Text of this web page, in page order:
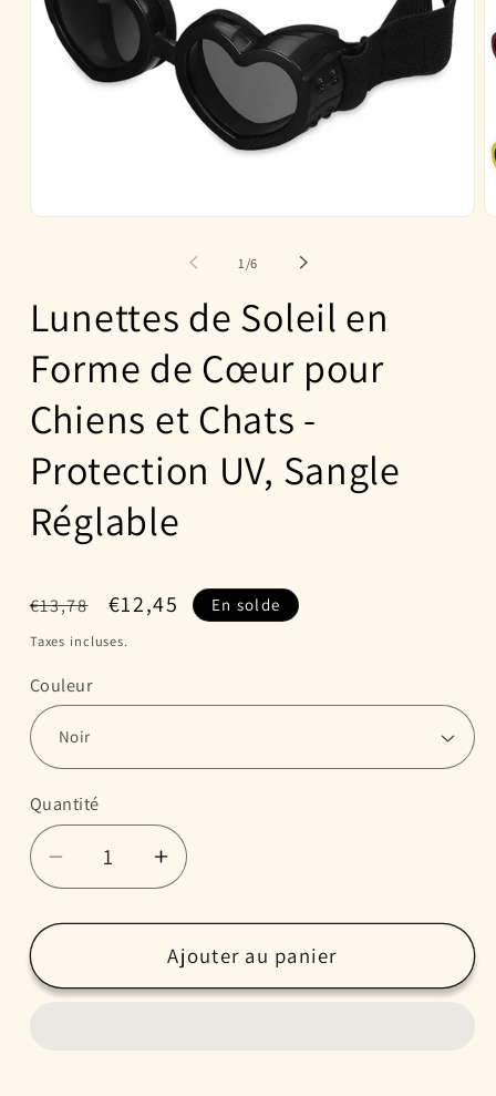
une
fenêtre
1/de
6
Lunettes de Soleil en
Forme de Cœur pour
Chiens et Chats -
Protection UV, Sangle
Réglable
Prix
habituel
€13,78
Prix
promotionnel
€12,45 En solde
Taxes incluses.
Couleur
Quantité
Réduire
la
quantité
Lunettes
Augmenter
la
quantité
de
Lunettes
Ajouter au panier